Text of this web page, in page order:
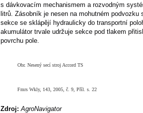
s dávkovacím mechanismem a rozvodným
litrů. Zásobník je nesen na mohutném
sekce se sklápějí hydraulicky do transportní
akumulátor trvale udržuje sekce pod tlakem
povrchu pole.
Obr. Nesený secí stroj Accord TS
Fmrs Wkly, 143, 2005, č. 9, Příl. s. 22
Zdroj: AgroNavigator